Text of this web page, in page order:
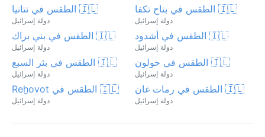
🇮🇱 الطقس في بتاح تكفا
دولة إسرائيل
🇮🇱 الطقس في نتانيا
دولة إسرائيل
🇮🇱 الطقس في أشدود
دولة إسرائيل
🇮🇱 الطقس في بني براك
دولة إسرائيل
🇮🇱 الطقس في حولون
دولة إسرائيل
🇮🇱 الطقس في بئر السبع
دولة إسرائيل
🇮🇱 الطقس في رمات غان
دولة إسرائيل
🇮🇱 الطقس في Reẖovot
دولة إسرائيل